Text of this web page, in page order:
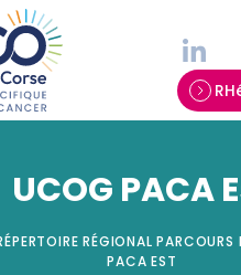
UCOG PACA
RÉGIONAL PARCOURS
PACA EST
gestion des cookies